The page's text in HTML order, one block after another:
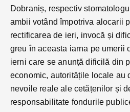
Dobraniș, respectiv
ambii votând împotriva alocarii
rectificarea de ieri, invocă și
greu în aceasta iarna pe umerii
ierni care se anunță dificilă din
economic, autoritățile locale au
nevoile reale ale cetățenilor și
responsabilitate fondurile